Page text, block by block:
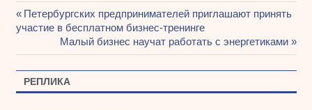
Навигация
по
записям
Предыдущая
запись:
Петербургских предпринимателей приглашают принять
участие в бесплатном бизнес-тренинге
Следующая
запись:
Малый бизнес научат работать с энергетиками
РЕПЛИКА